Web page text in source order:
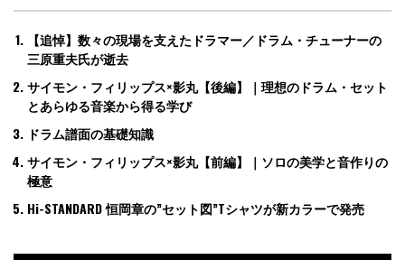
【追悼】数々の現場を支えたドラマー／ドラム・チューナーの
三原重夫氏が逝去
サイモン・フィリップス×影丸【後編】｜理想のドラム・セット
とあらゆる音楽から得る学び
ドラム譜面の基礎知識
サイモン・フィリップス×影丸【前編】｜ソロの美学と音作りの
極意
Hi-STANDARD 恒岡章の”セット図”Tシャツが新カラーで発売